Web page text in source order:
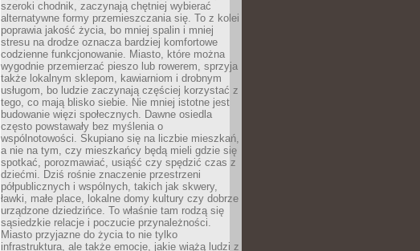
szeroki chodnik, zaczynają chętniej wybierać
alternatywne formy przemieszczania się. To z kolei
poprawia jakość życia, bo mniej spalin i mniej
stresu na drodze oznacza bardziej komfortowe
codzienne funkcjonowanie. Miasto, które można
wygodnie przemierzać pieszo lub rowerem, sprzyja
także lokalnym sklepom, kawiarniom i drobnym
usługom, bo ludzie zaczynają częściej korzystać z
tego, co mają blisko siebie. Nie mniej istotne jest
budowanie więzi społecznych. Dawne osiedla
często powstawały bez myślenia o
wspólnotowości. Skupiano się na liczbie mieszkań,
a nie na tym, czy mieszkańcy będą mieli gdzie się
spotkać, porozmawiać, usiąść czy spędzić czas z
dziećmi. Dziś rośnie znaczenie przestrzeni
półpublicznych i wspólnych, takich jak skwery,
ławki, małe place, lokalne domy kultury czy dobrze
urządzone dziedzińce. To właśnie tam rodzą się
sąsiedzkie relacje i poczucie przynależności.
Miasto przyjazne do życia to nie tylko
infrastruktura, ale także emocje, jakie wiążą ludzi z